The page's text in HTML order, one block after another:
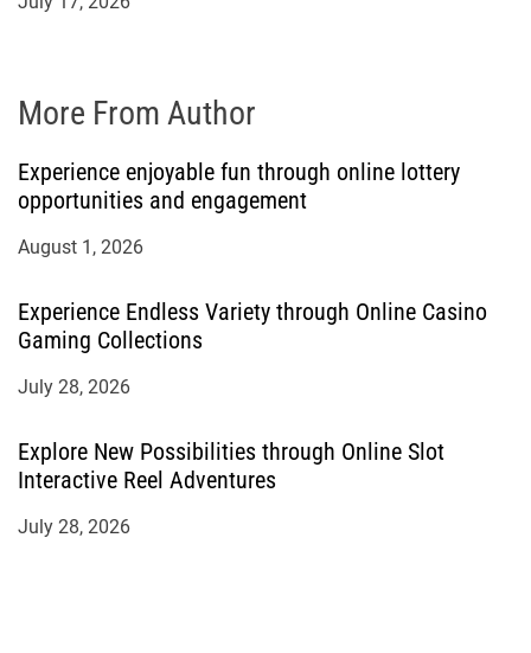
More From Author
Experience enjoyable fun through online lottery
opportunities and engagement
August 1, 2026
Experience Endless Variety through Online Casino
Gaming Collections
July 28, 2026
Explore New Possibilities through Online Slot
Interactive Reel Adventures
July 28, 2026